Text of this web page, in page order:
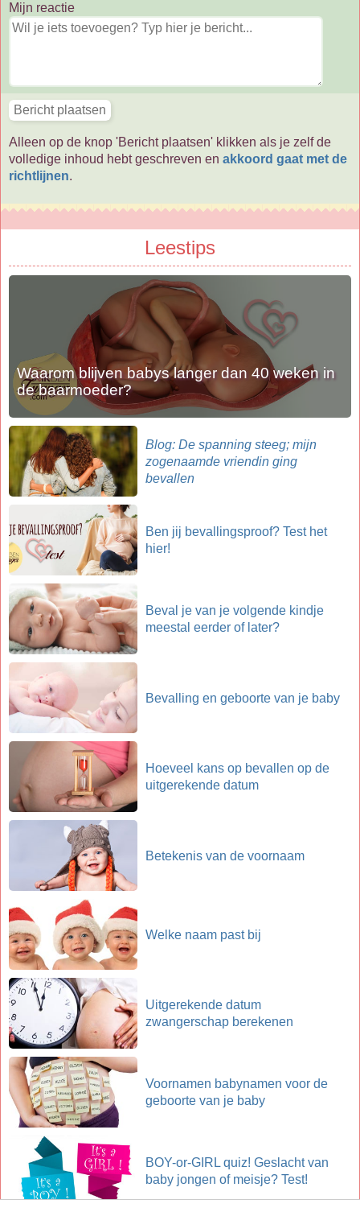
Mijn reactie
Alleen op de knop 'Bericht plaatsen' klikken als je zelf de
volledige inhoud hebt geschreven en akkoord gaat met de
richtlijnen.
Leestips
Waarom blijven babys langer dan 40 weken in
de baarmoeder?
Blog: De spanning steeg; mijn
zogenaamde vriendin ging
bevallen
Ben jij bevallingsproof? Test het
hier!
Beval je van je volgende kindje
meestal eerder of later?
Bevalling en geboorte van je baby
Hoeveel kans op bevallen op de
uitgerekende datum
Betekenis van de voornaam
Welke naam past bij
Uitgerekende datum
zwangerschap berekenen
Voornamen babynamen voor de
geboorte van je baby
BOY-or-GIRL quiz! Geslacht van
baby jongen of meisje? Test!